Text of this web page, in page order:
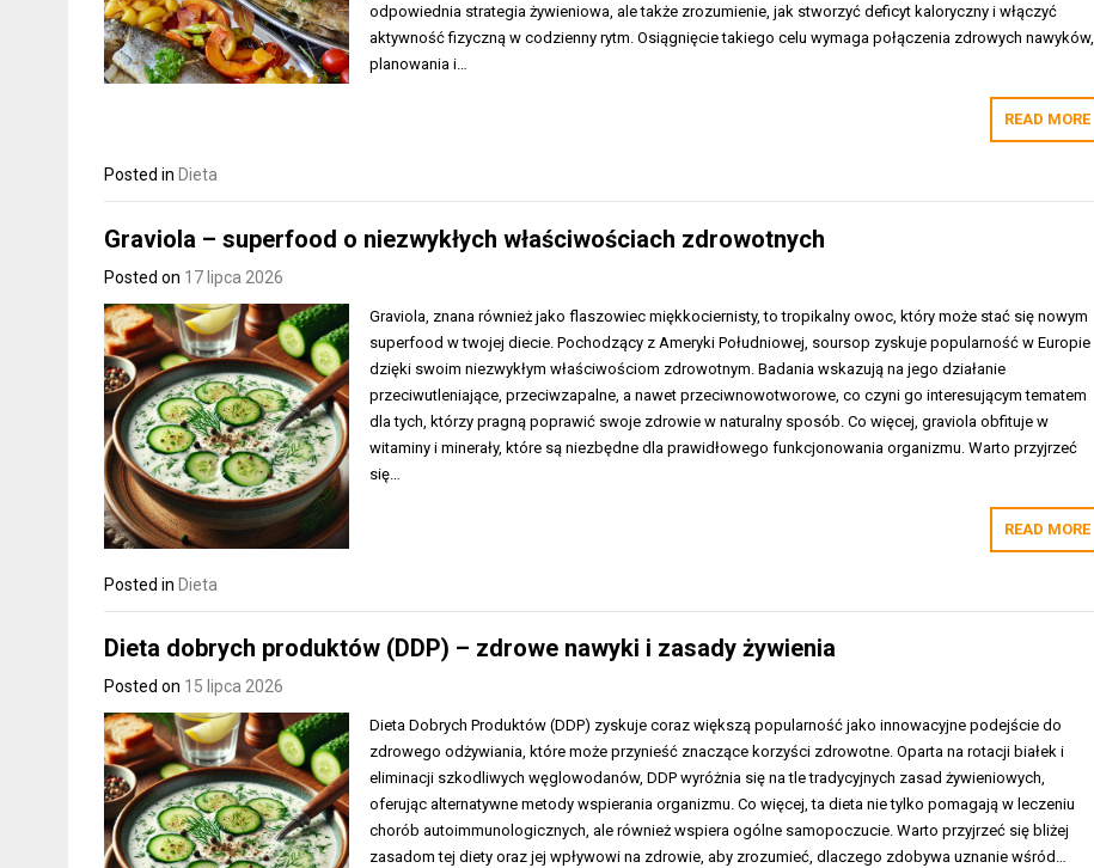
odpowiednia strategia żywieniowa, ale także zrozumienie, jak stworzyć deficyt kaloryczny i włączyć
aktywność fizyczną w codzienny rytm. Osiągnięcie takiego celu wymaga połączenia zdrowych nawyków,
planowania i…
READ MORE
Posted in Dieta
Graviola – superfood o niezwykłych właściwościach zdrowotnych
Posted on 17 lipca 2026
Graviola, znana również jako flaszowiec miękkociernisty, to tropikalny owoc, który może stać się nowym
superfood w twojej diecie. Pochodzący z Ameryki Południowej, soursop zyskuje popularność w Europie
dzięki swoim niezwykłym właściwościom zdrowotnym. Badania wskazują na jego działanie
przeciwutleniające, przeciwzapalne, a nawet przeciwnowotworowe, co czyni go interesującym tematem
dla tych, którzy pragną poprawić swoje zdrowie w naturalny sposób. Co więcej, graviola obfituje w
witaminy i minerały, które są niezbędne dla prawidłowego funkcjonowania organizmu. Warto przyjrzeć
się…
READ MORE
Posted in Dieta
Dieta dobrych produktów (DDP) – zdrowe nawyki i zasady żywienia
Posted on 15 lipca 2026
Dieta Dobrych Produktów (DDP) zyskuje coraz większą popularność jako innowacyjne podejście do
zdrowego odżywiania, które może przynieść znaczące korzyści zdrowotne. Oparta na rotacji białek i
eliminacji szkodliwych węglowodanów, DDP wyróżnia się na tle tradycyjnych zasad żywieniowych,
oferując alternatywne metody wspierania organizmu. Co więcej, ta dieta nie tylko pomagają w leczeniu
chorób autoimmunologicznych, ale również wspiera ogólne samopoczucie. Warto przyjrzeć się bliżej
zasadom tej diety oraz jej wpływowi na zdrowie, aby zrozumieć, dlaczego zdobywa uznanie wśród…